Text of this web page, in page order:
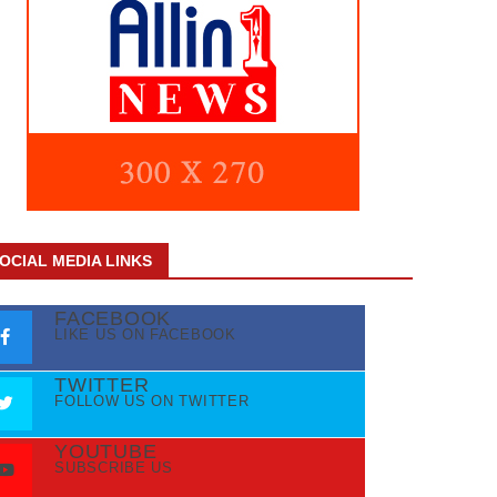
MEDIA LINKS
FACEBOOK
LIKE US ON FACEBOOK
TWITTER
FOLLOW US ON TWITTER
YOUTUBE
SUBSCRIBE US